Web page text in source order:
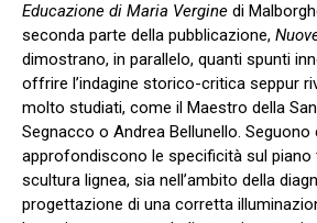
Educazione di Maria Vergine di
seconda parte della pubblicazione,
dimostrano, in parallelo, quanti spunti
offrire l’indagine storico-critica seppur
molto studiati, come il Maestro della
Segnacco o Andrea Bellunello.
approfondiscono le specificità sul piano
scultura lignea, sia nell’ambito della
progettazione di una corretta